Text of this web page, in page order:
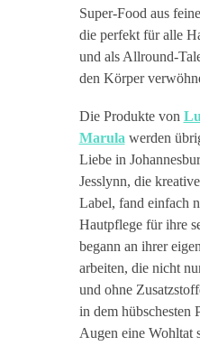
Super-Food aus
die perfekt für alle
und als Allround-
den Körper
Die Produkte von
Marula werden
Liebe in
Jesslynn, die
Label, fand einfach
Hautpflege für ihre
begann an ihrer
arbeiten, die nicht
und ohne
in dem hübschesten
Augen eine Wohltat